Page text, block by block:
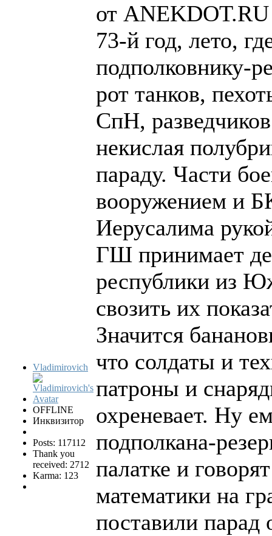
Vladimirovich
OFFLINE
Инквизитор
Posts: 117112
Thank you
received: 2712
Karma: 123
от ANEKDOT.RU
73-й год, лето,
подполковнику-
рот танков,
СпН,
некислая
параду. Части
вооружением и
Иерусалима
ГШ принимает
республики из
свозить их
Значится
что солдаты и
патроны и
охреневает. Ну
подполкана-
палатке и
математики на
поставили парад